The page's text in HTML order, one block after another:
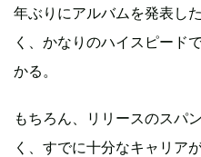
年ぶりにアルバムを発表し
く、かなりのハイスピード
かる。
もちろん、リリースのスパ
く、すでに十分なキャリア